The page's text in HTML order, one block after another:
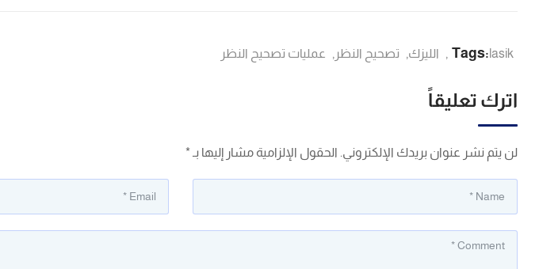
Tags: lasik
, الليزك, تصحيح النظر , عمليات تصحيح النظر
اترك تعليقاً
لن يتم نشر عنوان بريدك الإلكتروني. الحقول الإلزامية مشار إليها بـ *